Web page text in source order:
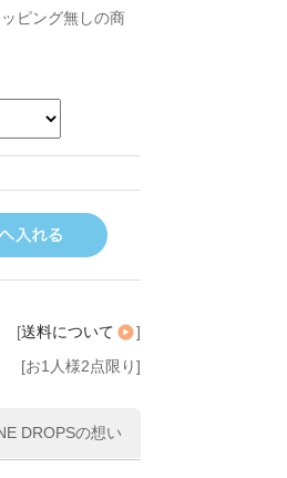
ピング無しの商
[送料について
]
[お1人様2点限り]
DROPSの想い